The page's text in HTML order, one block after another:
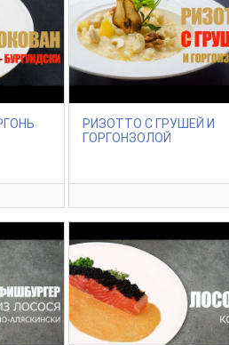
РИЗОТТО С ГРУШЕЙ И
ГОРГОНЗОЛОЙ